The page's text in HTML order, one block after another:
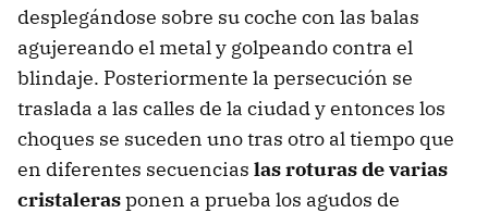
desplegándose sobre su coche con las balas
agujereando el metal y golpeando contra el
blindaje. Posteriormente la persecución se
traslada a las calles de la ciudad y entonces los
choques se suceden uno tras otro al tiempo que
en diferentes secuencias las roturas de varias
cristalerasponen a prueba los agudos de